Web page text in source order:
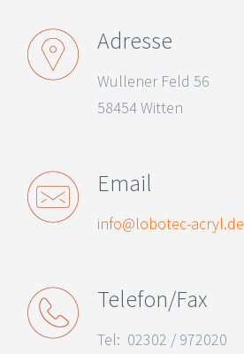
Adresse
Wullener Feld 56
58454 Witten
Email
info@lobotec-acryl.de
Telefon/Fax
Tel: 02302 / 972020